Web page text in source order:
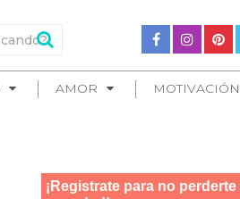
AMOR MOTIVACIÓN